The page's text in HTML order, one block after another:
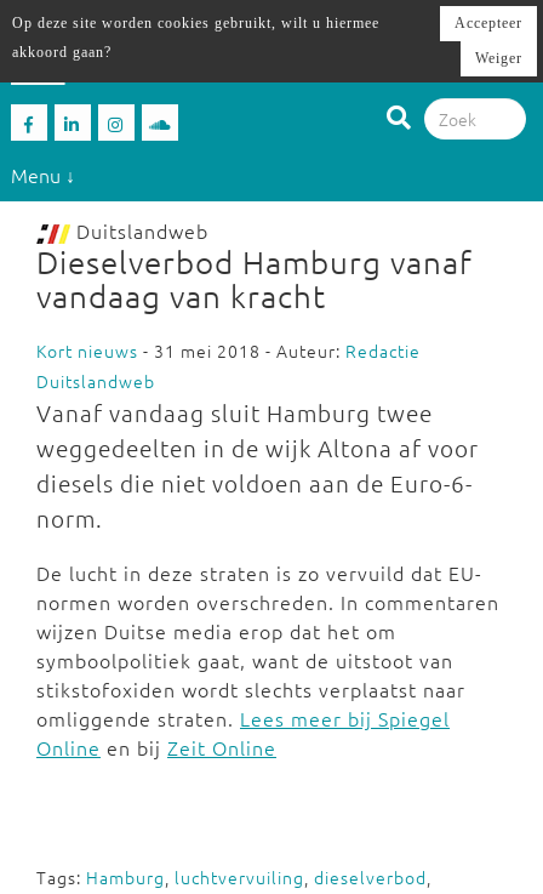
Menu ↓
Duitslandweb
Dieselverbod Hamburg vanaf
vandaag van kracht
Kort nieuws - 31 mei 2018 - Auteur: Redactie
Duitslandweb
Vanaf vandaag sluit Hamburg twee
weggedeelten in de wijk Altona af voor
diesels die niet voldoen aan de Euro-6-
norm.
De lucht in deze straten is zo vervuild dat EU-
normen worden overschreden. In commentaren
wijzen Duitse media erop dat het om
symboolpolitiek gaat, want de uitstoot van
stikstofoxiden wordt slechts verplaatst naar
omliggende straten. Lees meer bij Spiegel
Online en bij Zeit Online
Tags: Hamburg, luchtvervuiling, dieselverbod,
Op deze site worden cookies gebruikt, wilt u hiermee
akkoord gaan?
Accepteer
Weiger